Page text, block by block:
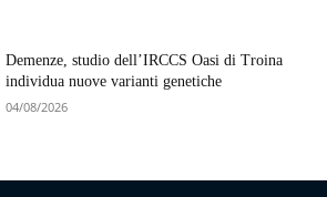
Demenze, studio dell’IRCCS Oasi di Troina
individua nuove varianti genetiche
04/08/2026